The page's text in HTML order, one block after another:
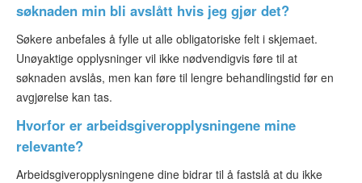
søknaden min bli avslått hvis jeg gjør det?
Søkere anbefales å fylle ut alle obligatoriske felt i skjemaet.
Unøyaktige opplysninger vil ikke nødvendigvis føre til at
søknaden avslås, men kan føre til lengre behandlingstid før en
avgjørelse kan tas.
Hvorfor er arbeidsgiveropplysningene mine
relevante?
Arbeidsgiveropplysningene dine bidrar til å fastslå at du ikke